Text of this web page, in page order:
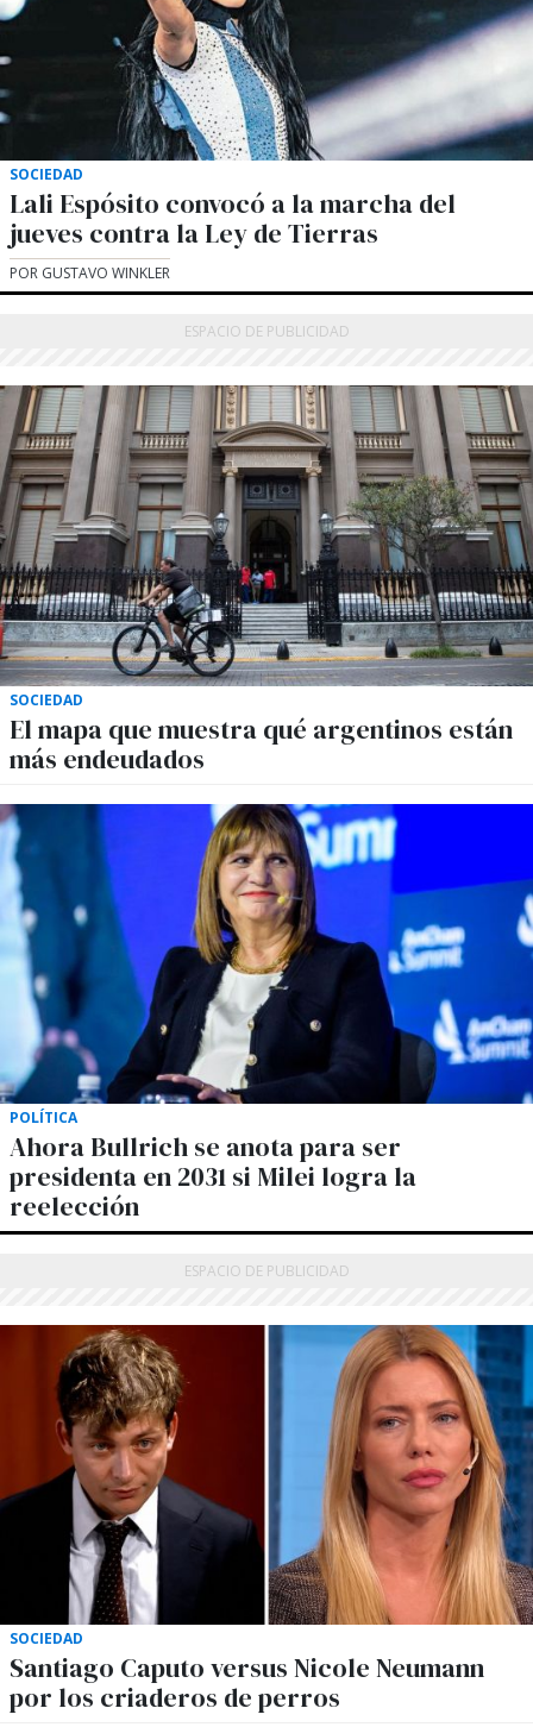
SOCIEDAD
Lali Espósito convocó a la marcha del
jueves contra la Ley de Tierras
POR GUSTAVO WINKLER
SOCIEDAD
El mapa que muestra qué argentinos están
más endeudados
POLÍTICA
Ahora Bullrich se anota para ser
presidenta en 2031 si Milei logra la
reelección
SOCIEDAD
Santiago Caputo versus Nicole Neumann
por los criaderos de perros